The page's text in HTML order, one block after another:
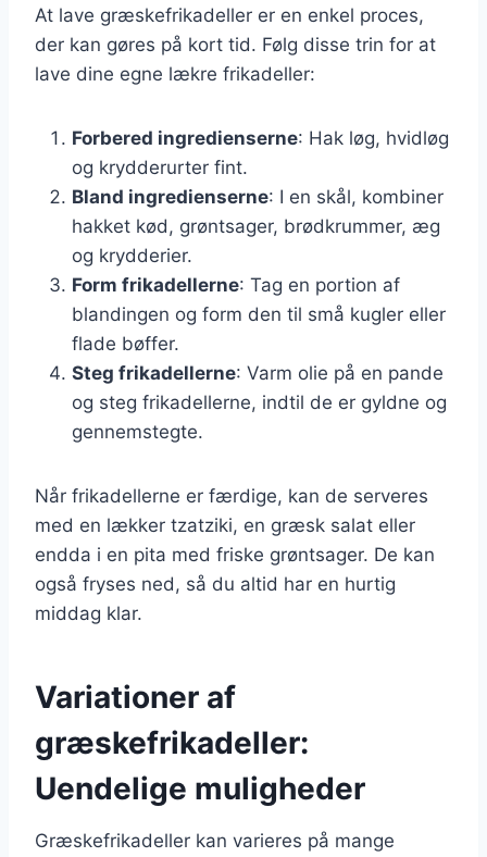
At lave græskefrikadeller er en enkel proces,
der kan gøres på kort tid. Følg disse trin for at
lave dine egne lækre frikadeller:
Forbered ingredienserne: Hak løg, hvidløg
og krydderurter fint.
Bland ingredienserne: I en skål, kombiner
hakket kød, grøntsager, brødkrummer, æg
og krydderier.
Form frikadellerne: Tag en portion af
blandingen og form den til små kugler eller
flade bøffer.
Steg frikadellerne: Varm olie på en pande
og steg frikadellerne, indtil de er gyldne og
gennemstegte.
Når frikadellerne er færdige, kan de serveres
med en lækker tzatziki, en græsk salat eller
endda i en pita med friske grøntsager. De kan
også fryses ned, så du altid har en hurtig
middag klar.
Variationer af
græskefrikadeller:
Uendelige muligheder
Græskefrikadeller kan varieres på mange